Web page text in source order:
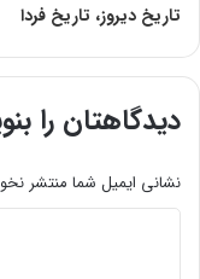
تاریخ دیروز، تاریخ فردا
دیدگاهتان را
نشانی ایمیل شما منتشر